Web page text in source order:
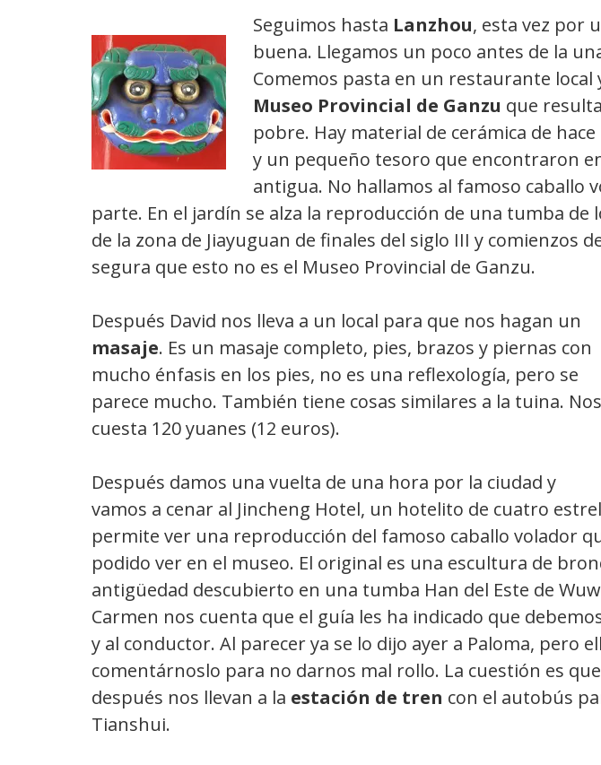
Seguimos hasta Lanzhou, esta vez por
buena. Llegamos un poco antes de la
Comemos pasta en un restaurante local
Museo Provincial de Ganzu que
pobre. Hay material de cerámica de hace
y un pequeño tesoro que encontraron
antigua. No hallamos al famoso caballo
parte. En el jardín se alza la reproducción de una tumba
de la zona de Jiayuguan de finales del siglo III y comienzos
segura que esto no es el Museo Provincial de Ganzu.
Después David nos lleva a un local para que nos hagan un
masaje. Es un masaje completo, pies, brazos y piernas con
mucho énfasis en los pies, no es una reflexología, pero se
parece mucho. También tiene cosas similares a la tuina. Nos
cuesta 120 yuanes (12 euros).
Después damos una vuelta de una hora por la ciudad y
vamos a cenar al Jincheng Hotel, un hotelito de cuatro
permite ver una reproducción del famoso caballo volador
podido ver en el museo. El original es una escultura de
antigüedad descubierto en una tumba Han del Este de
Carmen nos cuenta que el guía les ha indicado que
y al conductor. Al parecer ya se lo dijo ayer a Paloma, pero
comentárnoslo para no darnos mal rollo. La cuestión es
después nos llevan a la estación de tren con el autobús
Tianshui.